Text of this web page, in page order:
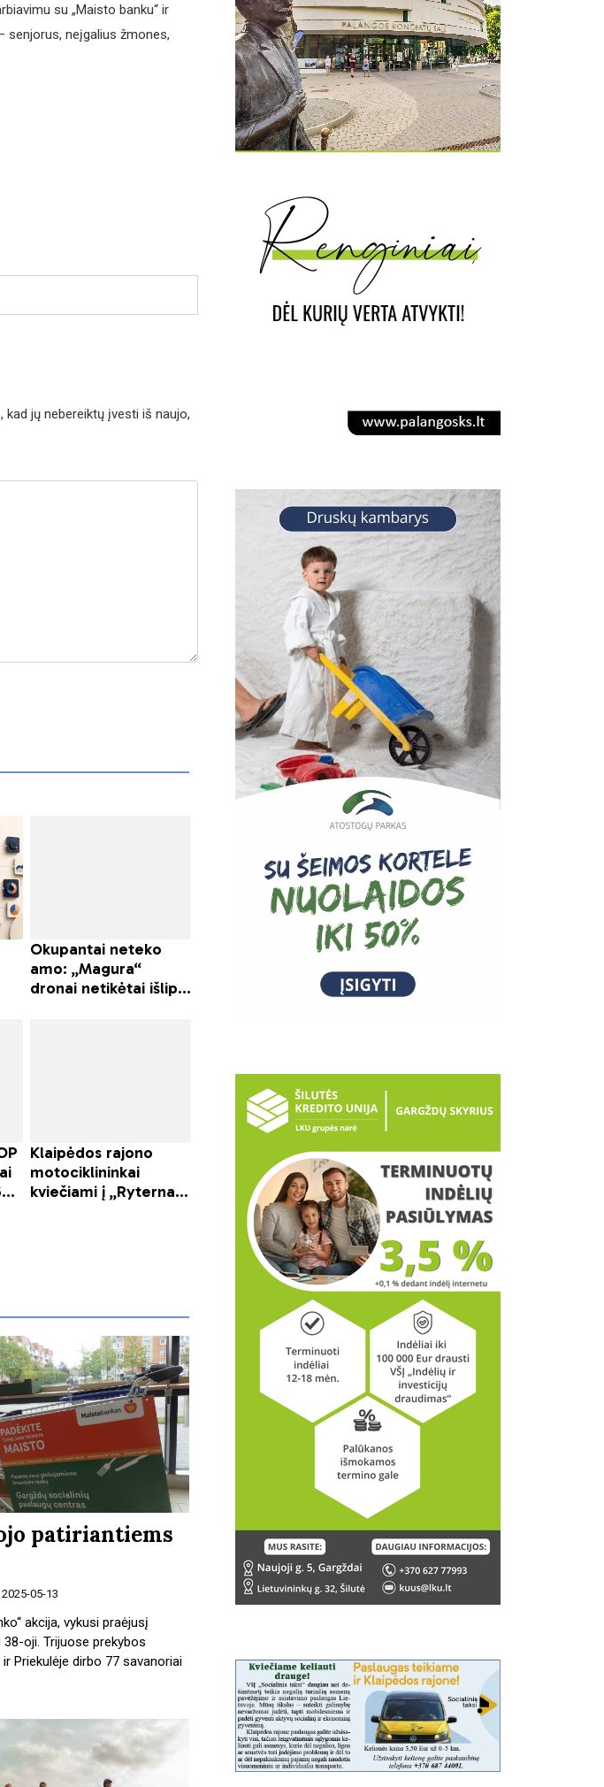
su „Maisto banku“ ir
senjorus, neįgalius žmones,
jų nebereiktų įvesti iš naujo,
patiriantiems
2025-05-13
akcija, vykusi praėjusį
oji. Trijuose prekybos
Priekulėje dirbo 77 savanoriai